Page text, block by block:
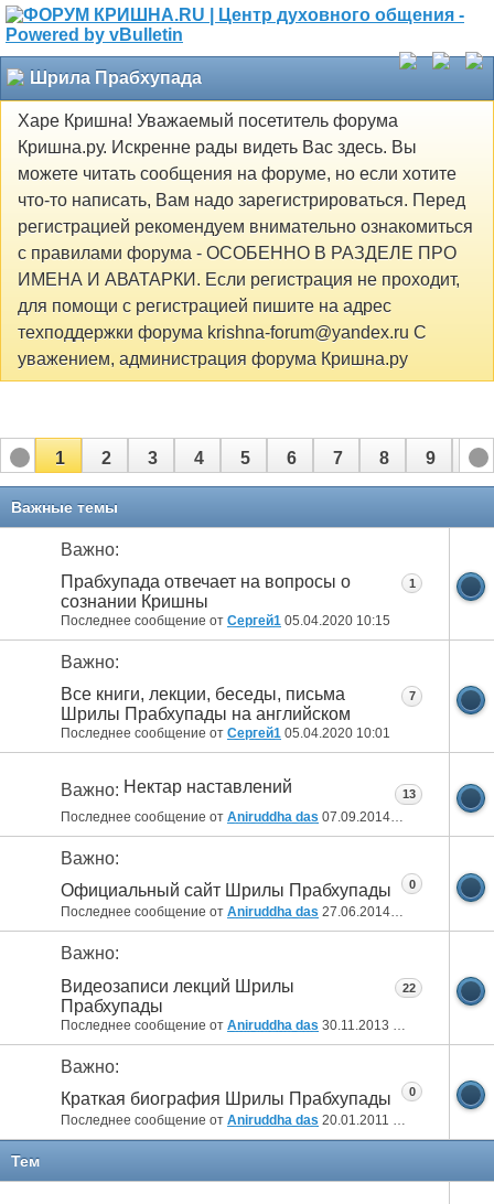
Шрила Прабхупада
Харе Кришна! Уважаемый посетитель форума
Кришна.ру. Искренне рады видеть Вас здесь. Вы
можете читать сообщения на форуме, но если хотите
что-то написать, Вам надо зарегистрироваться. Перед
регистрацией рекомендуем внимательно ознакомиться
с правилами форума - ОСОБЕННО В РАЗДЕЛЕ ПРО
ИМЕНА И АВАТАРКИ. Если регистрация не проходит,
для помощи с регистрацией пишите на адрес
техподдержки форума krishna-forum@yandex.ru С
уважением, администрация форума Кришна.ру
1 2 3 4 5 6 7 8 9 10
11 12
Важные темы
Важно:
Прабхупада отвечает на вопросы о
сознании Кришны
Последнее сообщение от Сергей1 05.04.2020 10:15
1
Важно:
Все книги, лекции, беседы, письма
Шрилы Прабхупады на английском
Последнее сообщение от Сергей1 05.04.2020 10:01
7
Важно: Нектар наставлений
Последнее сообщение от Aniruddha das 07.09.2014 08:22
13
Важно:
Официальный сайт Шрилы Прабхупады
Последнее сообщение от Aniruddha das 27.06.2014 02:01
0
Важно:
Видеозаписи лекций Шрилы
Прабхупады
Последнее сообщение от Aniruddha das 30.11.2013
22
Важно:
Краткая биография Шрилы Прабхупады
Последнее сообщение от Aniruddha das 20.01.2011
0
Тем